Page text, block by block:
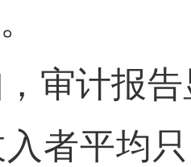
计报告
者平均